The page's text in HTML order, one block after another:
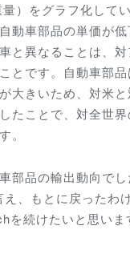
）をグラフ化して
動車部品の単価が
と異なることは、
とです。自動車部
大きいため、対米
たことで、対全世
。
部品の輸出動向で
、もとに戻ったわ
を続けたいと思いま